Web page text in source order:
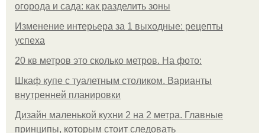
огорода и сада: как разделить зоны
Изменение интерьера за 1 выходные: рецепты
успеха
20 кв метров это сколько метров. На фото:
Шкаф купе с туалетным столиком. Варианты
внутренней планировки
Дизайн маленькой кухни 2 на 2 метра. Главные
принципы, которым стоит следовать